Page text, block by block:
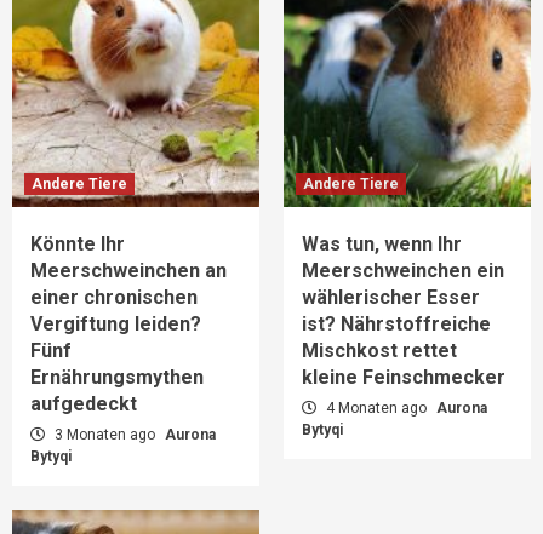
Andere Tiere
Könnte Ihr
Meerschweinchen an
einer chronischen
Vergiftung leiden?
Fünf
Ernährungsmythen
aufgedeckt
3 Monaten ago Aurona
Bytyqi
Andere Tiere
Was tun, wenn Ihr
Meerschweinchen ein
wählerischer Esser
ist? Nährstoffreiche
Mischkost rettet
kleine Feinschmecker
4 Monaten ago Aurona
Bytyqi